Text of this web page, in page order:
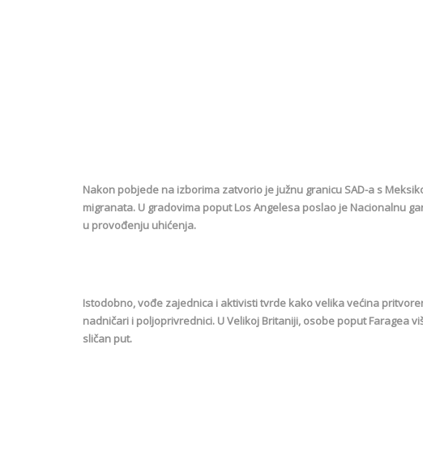
Nakon pobjede na izborima zatvorio je južnu granicu SAD-a s
migranata. U gradovima poput Los Angelesa poslao je Nacionalnu
u provođenju uhićenja.
Istodobno, vođe zajednica i aktivisti tvrde kako velika većina
nadničari i poljoprivrednici. U Velikoj Britaniji, osobe poput Faragea
sličan put.